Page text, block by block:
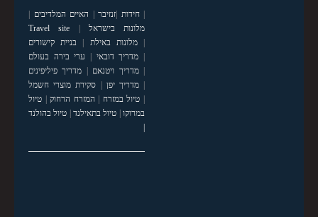
|חידות זנזיבר האיים המלדיבים
מלונות בישראל
Travel site
|מלונות באילת
בניית קישורים
מדריך דובאי
ערי בירה בעולם
|מדריך ויטנאם
מדריך פיליפינים
|מדריך יפן
סקירת מוצרי חשמל
טיול במזרח המזרח הרחוק| טיול
במרוקו| טיול בתאילנד| טיול בהולנד